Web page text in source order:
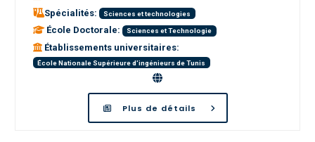
Spécialités:
Sciences et technologies
École Doctorale: Sciences et Technologie
Établissements universitaires:
École Nationale Supérieure d'ingénieurs de Tunis
Plus de détails